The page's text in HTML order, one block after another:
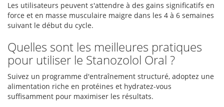
Les utilisateurs peuvent s'attendre à des gains significatifs en
force et en masse musculaire maigre dans les 4 à 6 semaines
suivant le début du cycle.
Quelles sont les meilleures pratiques
pour utiliser le Stanozolol Oral ?
Suivez un programme d'entraînement structuré, adoptez une
alimentation riche en protéines et hydratez-vous
suffisamment pour maximiser les résultats.